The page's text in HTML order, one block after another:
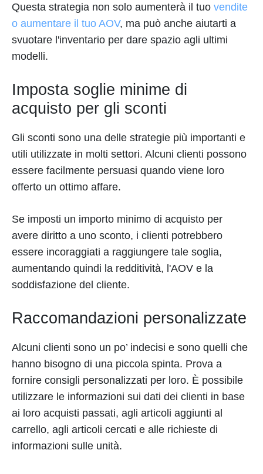
Questa strategia non solo aumenterà il tuo vendite
o aumentare il tuo AOV, ma può anche aiutarti a
svuotare l'inventario per dare spazio agli ultimi
modelli.
Imposta soglie minime di
acquisto per gli sconti
Gli sconti sono una delle strategie più importanti e
utili utilizzate in molti settori. Alcuni clienti possono
essere facilmente persuasi quando viene loro
offerto un ottimo affare.
Se imposti un importo minimo di acquisto per
avere diritto a uno sconto, i clienti potrebbero
essere incoraggiati a raggiungere tale soglia,
aumentando quindi la redditività, l'AOV e la
soddisfazione del cliente.
Raccomandazioni personalizzate
Alcuni clienti sono un po’ indecisi e sono quelli che
hanno bisogno di una piccola spinta. Prova a
fornire consigli personalizzati per loro. È possibile
utilizzare le informazioni sui dati dei clienti in base
ai loro acquisti passati, agli articoli aggiunti al
carrello, agli articoli cercati e alle richieste di
informazioni sulle unità.